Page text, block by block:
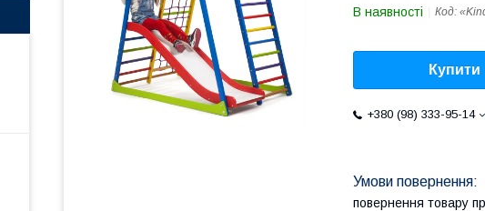
В наявності Код:
Купити
+380 (98) 333-95-14
повернення товару